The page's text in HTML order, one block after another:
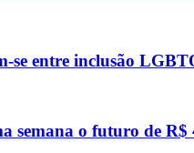
se entre inclusão
semana o futuro de